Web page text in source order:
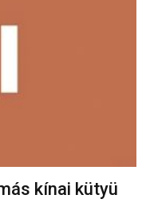
kínai kütyü